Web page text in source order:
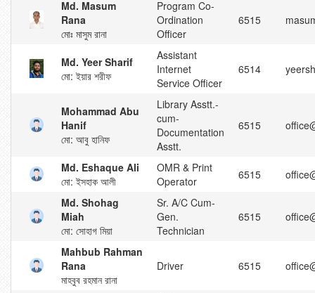
Md. Masum
Rana
মোঃ মাসুম রানা
Program Co-
Ordination
Officer
6515
Md. Yeer Sharif
মো: ইয়ার শরীফ
Assistant
Internet
Service Officer
6514
Mohammad Abu
Hanif
মো: আবু হানিফ
Library Asstt.-
cum-
Documentation
Asstt.
6515
Md. Eshaque Ali
মো: ইসহাক আলী
OMR & Print
Operator
6515
Md. Shohag
Miah
মো: সোহাগ মিয়া
Sr. A/C Cum-
Gen.
Technician
6515
Mahbub Rahman
Rana
মাহবুব রহমান রানা
Driver 6515